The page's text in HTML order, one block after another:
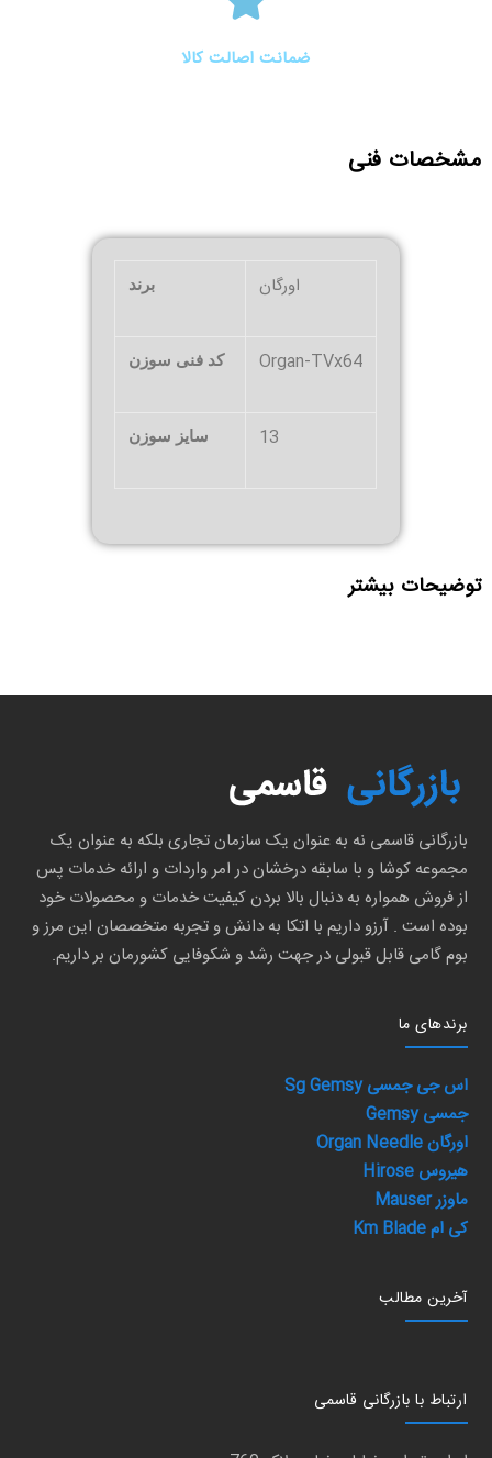
ضمانت اصالت کالا
مشخصات فنی
برند اورگان
کد فنی سوزن Organ-TVx64
سایز سوزن 13
توضیحات بیشتر
بازرگانی قاسمی نه به عنوان یک سازمان تجاری بلکه به عنوان یک
مجموعه کوشا و با سابقه درخشان در امر واردات و ارائه خدمات پس
از فروش همواره به دنبال بالا بردن کیفیت خدمات و محصولات خود
بوده است . آرزو داریم با اتکا به دانش و تجربه متخصصان این مرز و
بوم گامی قابل قبولی در جهت رشد و شکوفایی کشورمان بر داریم.
برند‌های ما
اس جی جمسی Sg Gemsy
جمسی Gemsy
اورگان Organ Needle
هیروس Hirose
ماوزر Mauser
کی ام Km Blade
آخرین مطالب
ارتباط با بازرگانی قاسمی